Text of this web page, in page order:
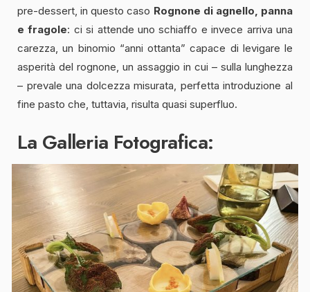
pre-dessert, in questo caso Rognone di agnello, panna
e fragole: ci si attende uno schiaffo e invece arriva una
carezza, un binomio “anni ottanta” capace di levigare le
asperità del rognone, un assaggio in cui – sulla lunghezza
– prevale una dolcezza misurata, perfetta introduzione al
fine pasto che, tuttavia, risulta quasi superfluo.
La Galleria Fotografica: